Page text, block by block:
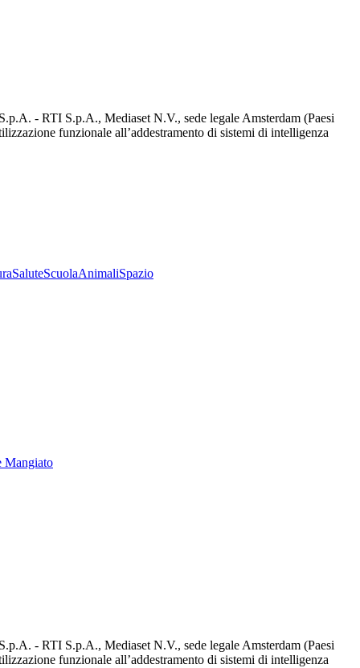
- RTI S.p.A., Mediaset N.V., sede legale Amsterdam (Paesi
funzionale all’addestramento di sistemi di intelligenza
SaluteScuolaAnimaliSpazio
Mangiato
- RTI S.p.A., Mediaset N.V., sede legale Amsterdam (Paesi
funzionale all’addestramento di sistemi di intelligenza